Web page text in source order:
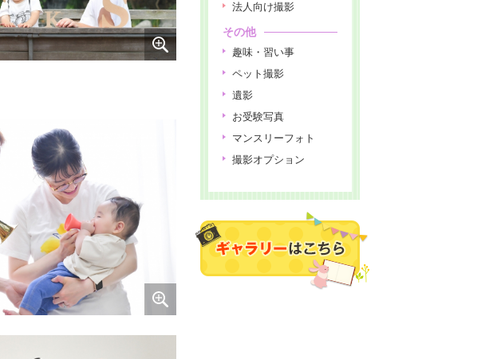
法人向け撮影
その他
趣味・習い事
ペット撮影
遺影
お受験写真
マンスリーフォト
撮影オプション